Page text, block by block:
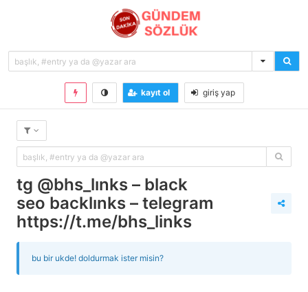
kayıt ol giriş yap
tg @bhs_links – black
seo backlinks – telegram
https://t.me/bhs_links
bu bir ukde! doldurmak ister misin?